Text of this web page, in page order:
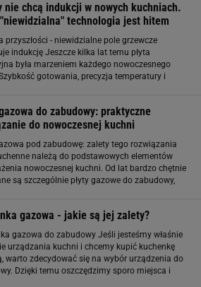
nie chcą indukcji w nowych kuchniach.
technologia jest hitem
przyszłości - niewidzialne pole grzewcze
indukcję Jeszcze kilka lat temu płyta
była marzeniem każdego nowoczesnego
gotowania, precyzja temperatury i
do zabudowy: praktyczne
do nowoczesnej kuchni
pod zabudowę: zalety tego rozwiązania
należą do podstawowych elementów
nowoczesnej kuchni. Od lat bardzo chętnie
są szczególnie płyty gazowe do zabudowy,
gazowa - jakie są jej zalety?
gazowa do zabudowy Jeśli jesteśmy właśnie
urządzania kuchni i chcemy kupić kuchenkę
warto zdecydować się na wybór urządzenia do
Dzięki temu oszczędzimy sporo miejsca i